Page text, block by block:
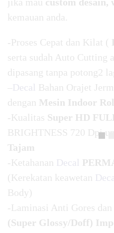
kemauan anda.
-Proses Cepat dan Kilat (
serta sudah Auto Cutting
dipasang tanpa potong2
–Decal Bahan Orajet
dengan Mesin Indoor
-Kualitas Super HD
BRIGHTNESS 720 Dpi
Tajam
-Ketahanan Decal
(Kerekatan keawetan
Body)
-Laminasi Anti Gores
(Super Glossy/Doff)